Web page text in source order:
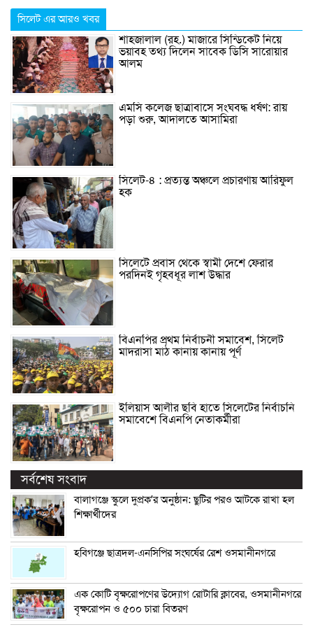
সিলেট এর আরও খবর
শাহজালাল (রহ.) মাজারে সিন্ডিকেট নিয়ে
ভয়াবহ তথ্য দিলেন সাবেক ডিসি সারোয়ার
আলম
এম‌সি কলেজ ছাত্রাবাসে সংঘবদ্ধ ধর্ষণ: রায়
পড়া শুরু, আদালতে আসামিরা
সিলেট-৪ : প্রত্যন্ত অঞ্চলে প্রচারণায় আরিফুল
হক
সিলেটে প্রবাস থেকে স্বামী দেশে ফেরার
পরদিনই গৃহবধূর লাশ উদ্ধার
বিএনপির প্রথম নির্বাচনী সমাবেশ, সিলেট
মাদরাসা মাঠ কানায় কানায় পূর্ণ
ইলিয়াস আলীর ছবি হাতে সিলেটের নির্বাচনি
সমাবেশে বিএনপি নেতাকর্মীরা
সর্বশেষ সংবাদ
বালাগঞ্জে স্কুলে দুপ্রক’র অনুষ্ঠান: ছুটির পরও আটকে রাখা হল
শিক্ষার্থীদের
হবিগঞ্জে ছাত্রদল-এনসিপির সংঘর্ষের রেশ ওসমানীনগরে
এক কোটি বৃক্ষরোপণের উদ্যোগ রোটারি ক্লাবের, ওসমানীনগরে
বৃক্ষরোপন ও ৫০০ চারা বিতরণ